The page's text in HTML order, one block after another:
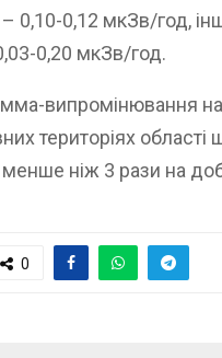
0,10-0,12 мкЗв/год,
0,20 мкЗв/год.
випромінювання на
територіях
ніж 3 рази на
0